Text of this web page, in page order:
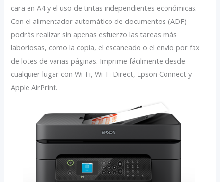
cara en A4 y el uso de tintas independientes económicas.
Con el alimentador automático de documentos (ADF)
podrás realizar sin apenas esfuerzo las tareas más
laboriosas, como la copia, el escaneado o el envío por fax
de lotes de varias páginas. Imprime fácilmente desde
cualquier lugar con Wi-Fi, Wi-Fi Direct, Epson Connect y
Apple AirPrint.